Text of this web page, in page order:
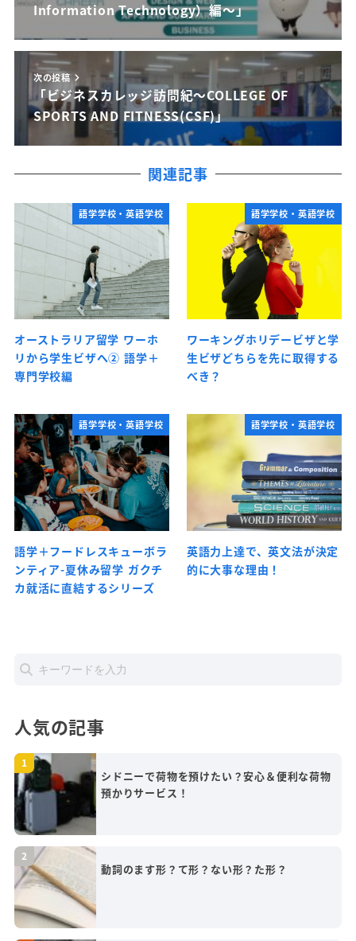
Information Technology）編～」
次の投稿
「ビジネスカレッジ訪問紀～COLLEGE OF
SPORTS AND FITNESS(CSF)」
関連記事
語学学校・英語学校
オーストラリア留学 ワーホ
リから学生ビザへ② 語学＋
専門学校編
語学学校・英語学校
ワーキングホリデービザと学
生ビザどちらを先に取得する
べき？
語学学校・英語学校
語学＋フードレスキューボラ
ンティア-夏休み留学 ガクチ
カ就活に直結するシリーズ
語学学校・英語学校
英語力上達で、英文法が決定
的に大事な理由！
人気の記事
シドニーで荷物を預けたい？安心＆便利な荷物
預かりサービス！
動詞のます形？て形？ない形？た形？